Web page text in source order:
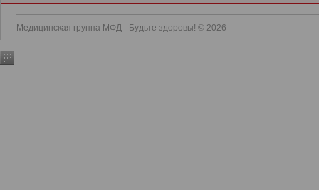
Медицинская группа МФД - Будьте здоровы! © 2026